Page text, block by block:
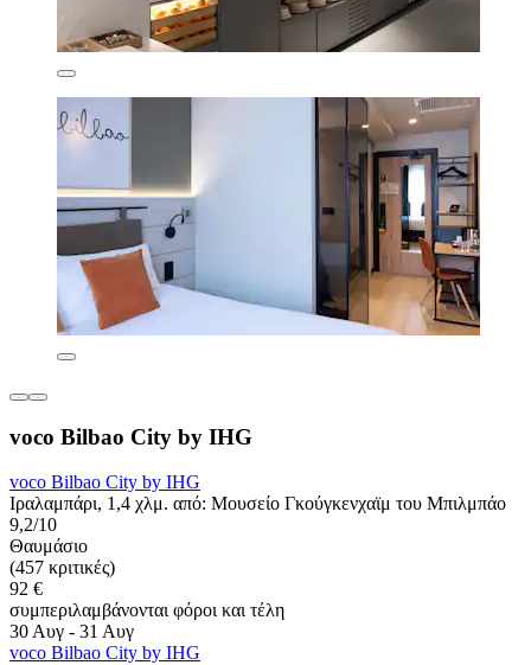
voco Bilbao City by IHG
voco Bilbao City by IHG
Ιραλαμπάρι, 1,4 χλμ. από: Μουσείο Γκούγκενχαϊμ του Μπιλμπάο
9,2/10
Θαυμάσιο
(457 κριτικές)
92 €
συμπεριλαμβάνονται φόροι και τέλη
30 Αυγ - 31 Αυγ
voco Bilbao City by IHG